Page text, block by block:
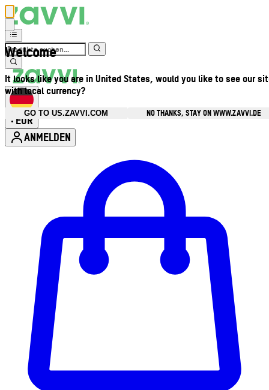
Welcome
It looks like you are in United States, would you like to see our
with local currency?
GO TO US.ZAVVI.COM
NO THANKS, STAY ON WWW.ZAVVI.DE
• EUR
ANMELDEN